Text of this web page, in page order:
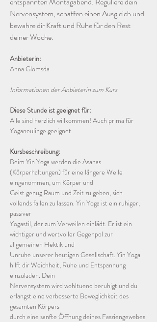
Nervensystem, schaffen einen Ausgleich und
bewahre dir Kraft und Ruhe für den Rest
deiner Woche.
Anbieterin:
Anna Glomsda
Informationen der Anbieterin zum Kurs
Diese Stunde ist geeignet für:
Alle sind herzlich willkommen! Auch prima für
Yoganeulinge geeignet.
Kursbeschreibung:
Beim Yin Yoga werden die Asanas
(Körperhaltungen) für eine längere Weile
eingenommen, um Körper und
Geist genug Raum und Zeit zu geben, sich
vollends fallen zu lassen. Yin Yoga ist ein ruhiger,
passiver
Yogastil, der zum Verweilen einlädt. Er ist ein
wichtiger und wertvoller Gegenpol zur
allgemeinen Hektik und
Unruhe unserer heutigen Gesellschaft. Yin Yoga
hilft dir Weichheit, Ruhe und Entspannung
einzuladen. Dein
Nervensystem wird wohltuend beruhigt und du
erlangst eine verbesserte Beweglichkeit des
gesamten Körpers
durch eine sanfte Öffnung deines Fasziengewebes.